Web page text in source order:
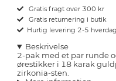
Gratis fragt over 300 kr
Gratis returnering i butik
Hurtig levering 2-5
Beskrivelse
2-pak med et par runde
ørestikker i 18 karak
zirkonia-sten.